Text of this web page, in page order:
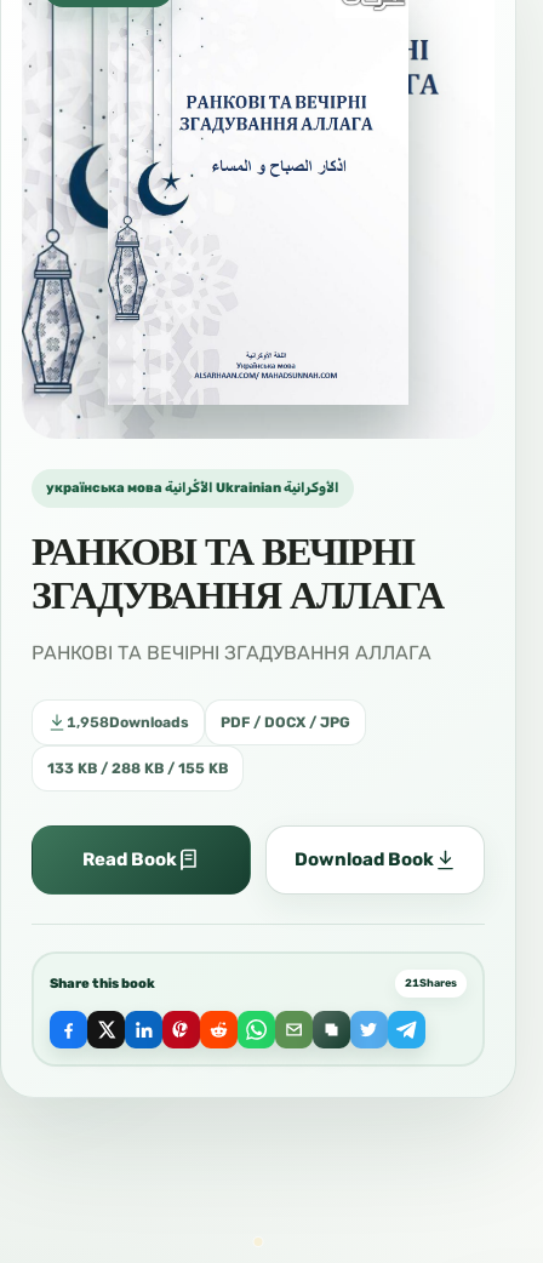
українська мова الأُكْرانية Ukrainian الأوكرانية
РАНКОВІ ТА ВЕЧІРНІ
ЗГАДУВАННЯ АЛЛАГА
РАНКОВІ ТА ВЕЧІРНІ ЗГАДУВАННЯ АЛЛАГА
1,958Downloads PDF / DOCX / JPG
133 KB / 288 KB / 155 KB
Read Book Download Book
Share this book 21Shares